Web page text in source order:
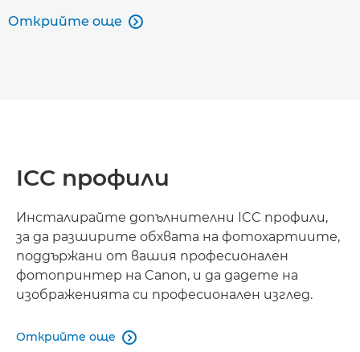
Открийте още 
ICC профили
Инсталирайте допълнителни ICC профили,
за да разширите обхвата на фотохартиите,
поддържани от вашия професионален
фотопринтер на Canon, и да дадете на
изображенията си професионален изглед.
Открийте още 